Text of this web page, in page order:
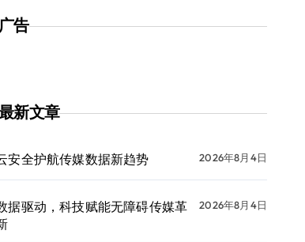
广告
新文章
安全护航传媒数据新趋势 2026年8月4日
据驱动，科技赋能无障碍传媒革
2026年8月4日